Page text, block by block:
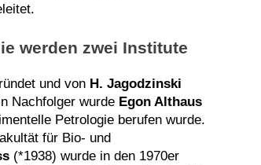
werden zwei Institute
und von H. Jagodzinski
Nachfolger wurde Egon Althaus
Petrologie berufen wurde.
für Bio- und
(*1938) wurde in den 1970er